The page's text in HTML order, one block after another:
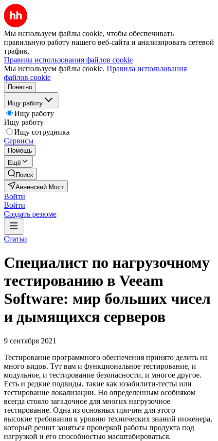
Мы используем файлы cookie, чтобы обеспечивать
правильную работу нашего веб-сайта и анализировать сетевой
трафик.
Правила использования файлов cookie
Мы используем файлы cookie. Правила использования
файлов cookie
Понятно
Ищу работу
Ищу работу
Ищу работу
Ищу сотрудника
Сервисы
Помощь
Ещё
Поиск
Анненский Мост
Войти
Войти
Создать резюме
Статьи
Специалист по нагрузочному
тестированию в Veeam
Software: мир больших чисел
и дымящихся серверов
9 сентября 2021
Тестирование программного обеспечения принято делить на
много видов. Тут вам и функциональное тестирование, и
модульное, и тестирование безопасности, и многое другое.
Есть и редкие подвиды, такие как юзабилити-тесты или
тестирование локализации. Но определенным особняком
всегда стояло загадочное для многих нагрузочное
тестирование. Одна из основных причин для этого —
высокие требования к уровню технических знаний инженера,
который решит заняться проверкой работы продукта под
нагрузкой и его способностью масштабироваться.